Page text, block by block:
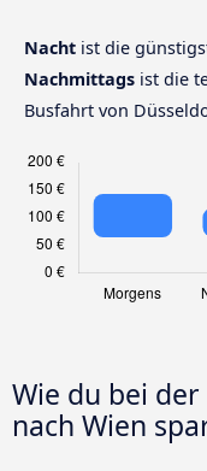
Nacht ist die
Nachmittags ist die
Busfahrt von
Wie du bei
nach Wien